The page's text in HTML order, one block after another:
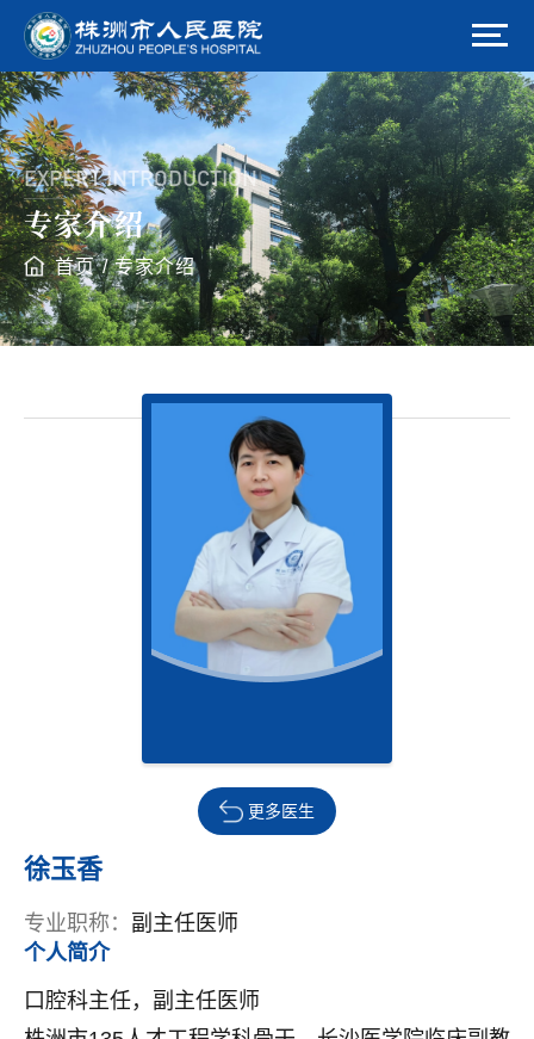
EXPERT INTRODUCTION
专家介绍
首页 / 专家介绍
更多医生
徐玉香
专业职称： 副主任医师
个人简介
口腔科主任，副主任医师